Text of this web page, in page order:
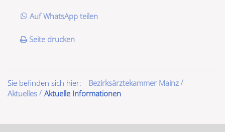
Auf WhatsApp teilen
Seite drucken
Sie befinden sich hier:
Bezirksärztekammer Mainz
Aktuelles
Aktuelle Informationen